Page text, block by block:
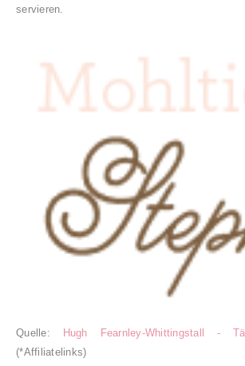
servieren.
Quelle: Hugh Fearnley-Whittingstall -
(*Affiliatelinks)